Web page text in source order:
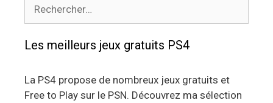
Les meilleurs jeux gratuits PS4
La PS4 propose de nombreux jeux gratuits et
Free to Play sur le PSN. Découvrez ma sélection